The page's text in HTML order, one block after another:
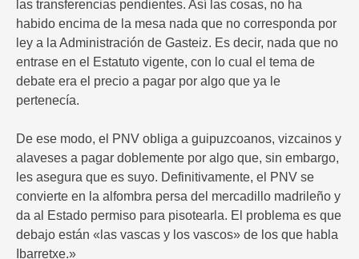
las transferencias pendientes. Así las cosas, no ha
habido encima de la mesa nada que no corresponda por
ley a la Administración de Gasteiz. Es decir, nada que no
entrase en el Estatuto vigente, con lo cual el tema de
debate era el precio a pagar por algo que ya le
pertenecía.
De ese modo, el PNV obliga a guipuzcoanos, vizcainos y
alaveses a pagar doblemente por algo que, sin embargo,
les asegura que es suyo. Definitivamente, el PNV se
convierte en la alfombra persa del mercadillo madrileño y
da al Estado permiso para pisotearla. El problema es que
debajo están «las vascas y los vascos» de los que habla
Ibarretxe.»